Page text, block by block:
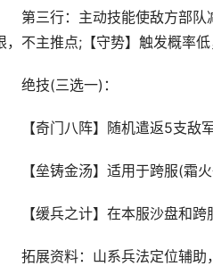
第三行：主动技能使敌方部队
，不主推点;【守势】触发概率低
绝技(三选一)：
【奇门八阵】随机遣返5支敌军
【垒铸金汤】适用于跨服(霜火
【缓兵之计】在本服沙盘和跨
拓展资料：山系兵法定位辅助